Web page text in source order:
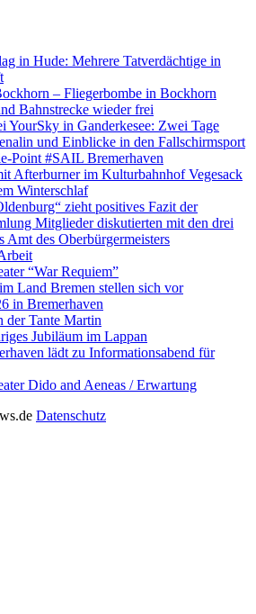
in Hude: Mehrere Tatverdächtige in
– Fliegerbombe in Bockhorn
Bahnstrecke wieder frei
YourSky in Ganderkesee: Zwei Tage
und Einblicke in den Fallschirmsport
Point #SAIL Bremerhaven
Afterburner im Kulturbahnhof Vegesack
Winterschlaf
zieht positives Fazit der
Mitglieder diskutierten mit den drei
Amt des Oberbürgermeisters
“War Requiem”
Land Bremen stellen sich vor
in Bremerhaven
Tante Martin
Jubiläum im Lappan
lädt zu Informationsabend für
Dido and Aeneas / Erwartung
Datenschutz